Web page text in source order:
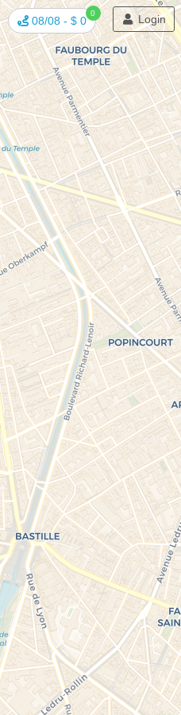
Login
08/08 - $ 0
0